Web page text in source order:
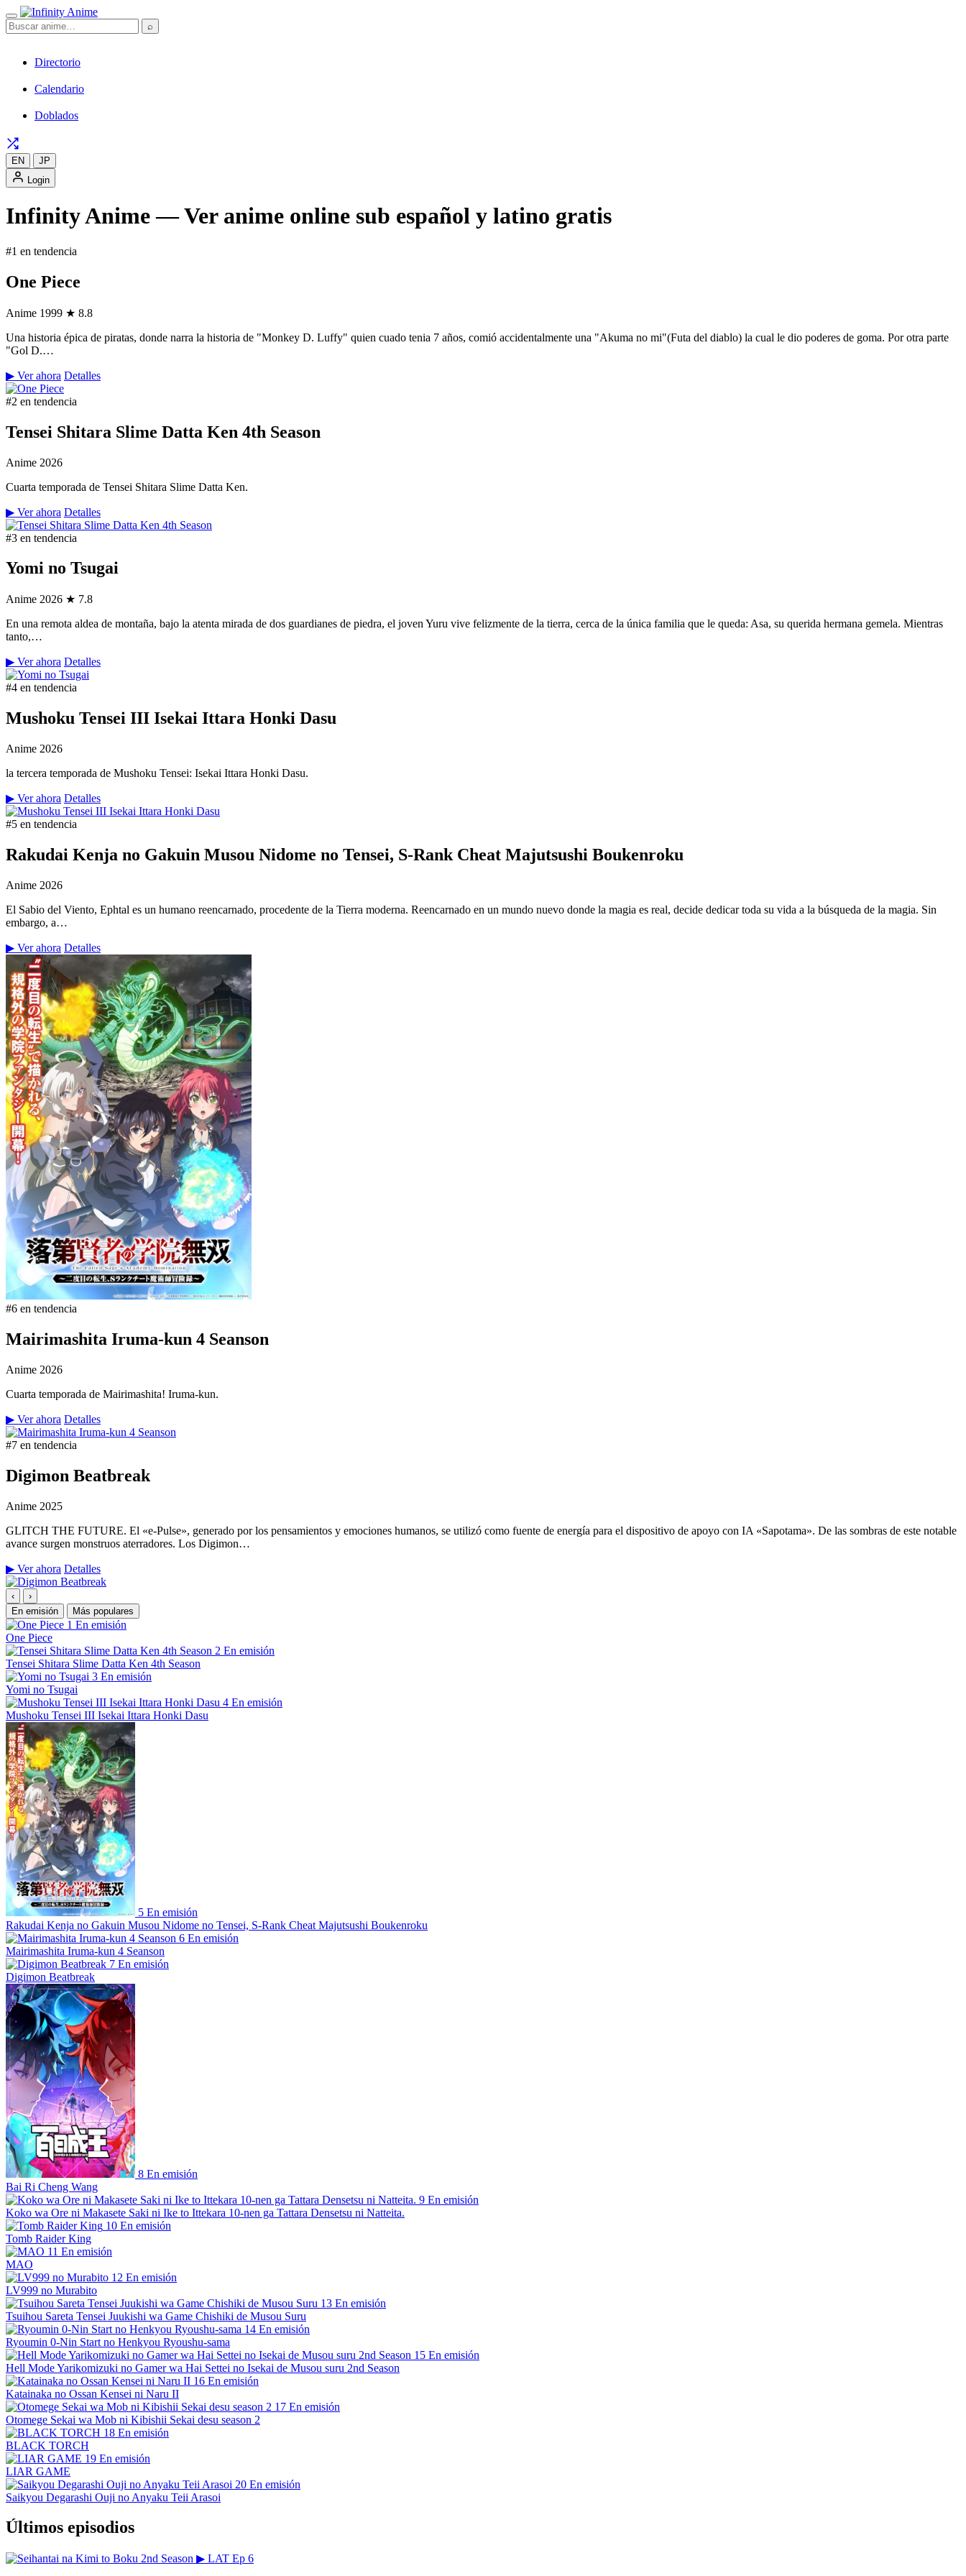
⌕
Directorio
Calendario
Doblados
EN
JP
Login
Infinity Anime — Ver anime online sub español y latino gratis
#1 en tendencia
One Piece
Anime 1999 ★ 8.8
Una historia épica de piratas, donde narra la historia de "Monkey D. Luffy" quien cuado tenia 7 años, comió accidentalmente una "Akuma no mi"(Futa del diablo) la cual le dio poderes de goma. Por otra parte
"Gol D.…
▶ Ver ahora Detalles
#2 en tendencia
Tensei Shitara Slime Datta Ken 4th Season
Anime 2026
Cuarta temporada de Tensei Shitara Slime Datta Ken.
▶ Ver ahora Detalles
#3 en tendencia
Yomi no Tsugai
Anime 2026 ★ 7.8
En una remota aldea de montaña, bajo la atenta mirada de dos guardianes de piedra, el joven Yuru vive felizmente de la tierra, cerca de la única familia que le queda: Asa, su querida hermana gemela. Mientras
tanto,…
▶ Ver ahora Detalles
#4 en tendencia
Mushoku Tensei III Isekai Ittara Honki Dasu
Anime 2026
la tercera temporada de Mushoku Tensei: Isekai Ittara Honki Dasu.
▶ Ver ahora Detalles
#5 en tendencia
Rakudai Kenja no Gakuin Musou Nidome no Tensei, S-Rank Cheat Majutsushi Boukenroku
Anime 2026
El Sabio del Viento, Ephtal es un humano reencarnado, procedente de la Tierra moderna. Reencarnado en un mundo nuevo donde la magia es real, decide dedicar toda su vida a la búsqueda de la magia. Sin
embargo, a…
▶ Ver ahora Detalles
#6 en tendencia
Mairimashita Iruma-kun 4 Seanson
Anime 2026
Cuarta temporada de Mairimashita! Iruma-kun.
▶ Ver ahora Detalles
#7 en tendencia
Digimon Beatbreak
Anime 2025
GLITCH THE FUTURE. El «e-Pulse», generado por los pensamientos y emociones humanos, se utilizó como fuente de energía para el dispositivo de apoyo con IA «Sapotama». De las sombras de este notable
avance surgen monstruos aterradores. Los Digimon…
▶ Ver ahora Detalles
‹
›
En emisión
Más populares
1 En emisión
One Piece
2 En emisión
Tensei Shitara Slime Datta Ken 4th Season
3 En emisión
Yomi no Tsugai
4 En emisión
Mushoku Tensei III Isekai Ittara Honki Dasu
5 En emisión
Rakudai Kenja no Gakuin Musou Nidome no Tensei, S-Rank Cheat Majutsushi Boukenroku
6 En emisión
Mairimashita Iruma-kun 4 Seanson
7 En emisión
Digimon Beatbreak
8 En emisión
Bai Ri Cheng Wang
9 En emisión
Koko wa Ore ni Makasete Saki ni Ike to Ittekara 10-nen ga Tattara Densetsu ni Natteita.
10 En emisión
Tomb Raider King
11 En emisión
MAO
12 En emisión
LV999 no Murabito
13 En emisión
Tsuihou Sareta Tensei Juukishi wa Game Chishiki de Musou Suru
14 En emisión
Ryoumin 0-Nin Start no Henkyou Ryoushu-sama
15 En emisión
Hell Mode Yarikomizuki no Gamer wa Hai Settei no Isekai de Musou suru 2nd Season
16 En emisión
Katainaka no Ossan Kensei ni Naru II
17 En emisión
Otomege Sekai wa Mob ni Kibishii Sekai desu season 2
18 En emisión
BLACK TORCH
19 En emisión
LIAR GAME
20 En emisión
Saikyou Degarashi Ouji no Anyaku Teii Arasoi
Últimos episodios
▶ LAT Ep 6